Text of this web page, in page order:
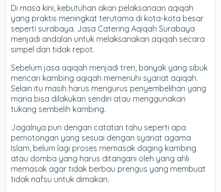
Di masa kini, kebutuhan akan pelaksanaan aqiqah
yang praktis meningkat terutama di kota-kota besar
seperti surabaya. Jasa Catering Aqiqah Surabaya
menjadi andalan untuk melaksanakan aqiqah secara
simpel dan tidak repot.
Sebelum jasa aqiqah menjadi tren, banyak yang sibuk
mencari kambing aqiqah memenuhi syariat aqiqah.
Selain itu masih harus mengurus penyembelihan yang
mana bisa dilakukan sendiri atau menggunakan
tukang sembelih kambing.
Jagalnya pun dengan catatan tahu seperti apa
pemotongan yang sesuai dengan syariat agama
Islam, belum lagi proses memasak daging kambing
atau domba yang harus ditangani oleh yang ahli
memasak agar tidak berbau prengus yang membuat
tidak nafsu untuk dimakan.